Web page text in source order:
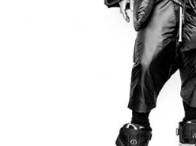
LIEUX
MODE
JEUNES